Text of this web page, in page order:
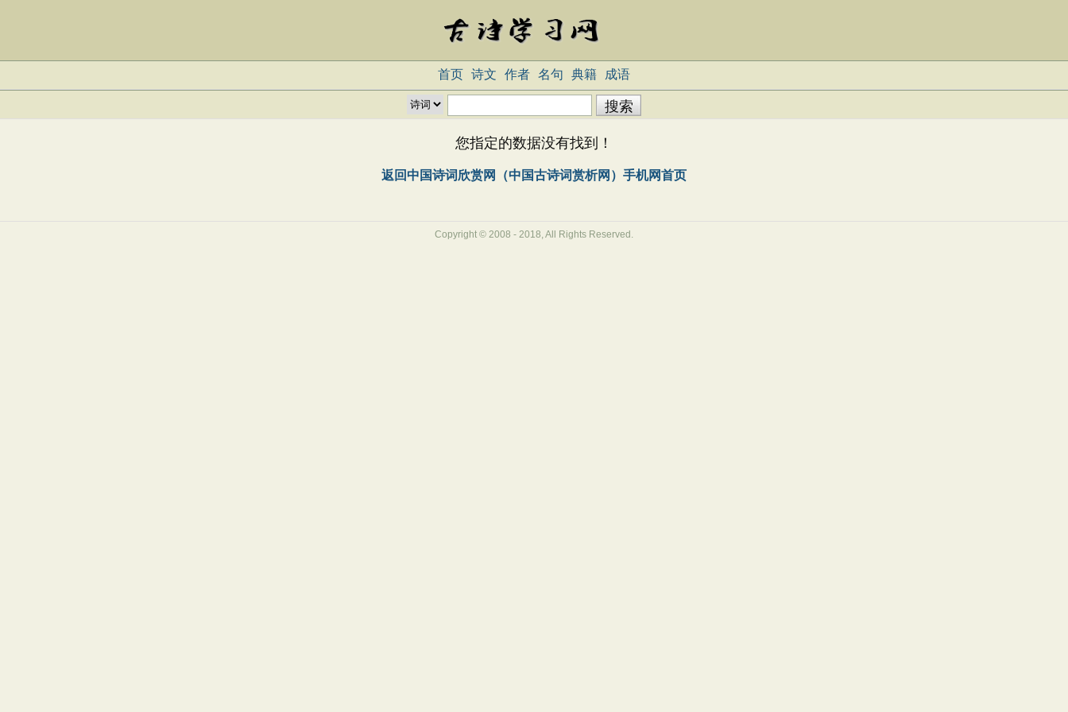
首页 诗文 作者 名句 典籍 成语
您指定的数据没有找到！
返回中国诗词欣赏网（中国古诗词赏析网）手机网首页
Copyright © 2008 - 2018, All Rights Reserved.